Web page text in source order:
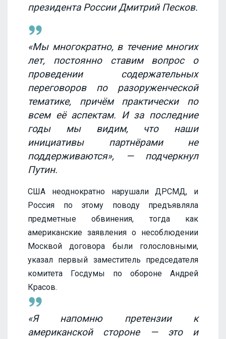
президента России Дмитрий Песков.
«Мы многократно, в течение многих
лет, постоянно ставим вопрос о
проведении содержательных
переговоров по разоруженческой
тематике, причём практически по
всем её аспектам. И за последние
годы мы видим, что наши
инициативы партнёрами не
поддерживаются», — подчеркнул
Путин.
США неоднократно нарушали ДРСМД, и
Россия по этому поводу предъявляла
предметные обвинения, тогда как
американские заявления о несоблюдении
Москвой договора были голословными,
указал первый заместитель председателя
комитета Госдумы по обороне Андрей
Красов.
«Я напомню претензии к
американской стороне — это и